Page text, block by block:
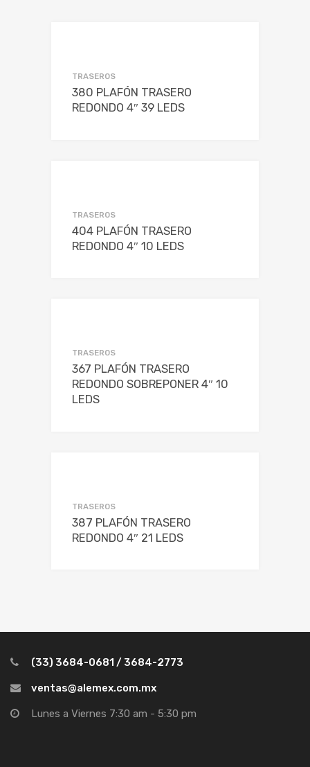
TRASEROS
380 PLAFÓN TRASERO
REDONDO 4″ 39 LEDS
TRASEROS
404 PLAFÓN TRASERO
REDONDO 4″ 10 LEDS
TRASEROS
367 PLAFÓN TRASERO
REDONDO SOBREPONER 4″ 10
LEDS
TRASEROS
387 PLAFÓN TRASERO
REDONDO 4″ 21 LEDS
(33) 3684-0681 / 3684-2773
ventas@alemex.com.mx
Lunes a Viernes 7:30 am - 5:30 pm